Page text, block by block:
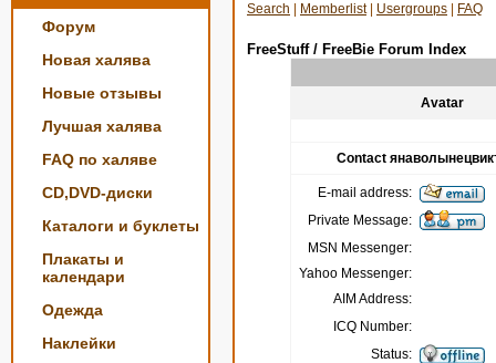
Форум
Новая халява
Новые отзывы
Лучшая халява
FAQ по халяве
CD,DVD-диски
Каталоги и буклеты
Плакаты и
календари
Одежда
Наклейки
Search Memberlist| Usergroups FAQ
FreeStuff / FreeBie Forum Index
Avatar
Contact
E-mail address:
Private Message:
MSN Messenger:
Yahoo Messenger:
AIM Address:
ICQ Number:
Status: